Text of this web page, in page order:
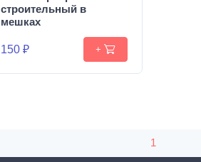
строительный в
мешках
150 ₽ +
1